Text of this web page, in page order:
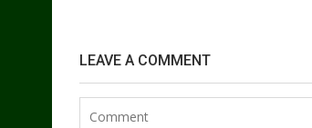
LEAVE A COMMENT